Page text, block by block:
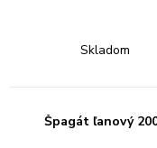
Skladom
Špagát ľanový